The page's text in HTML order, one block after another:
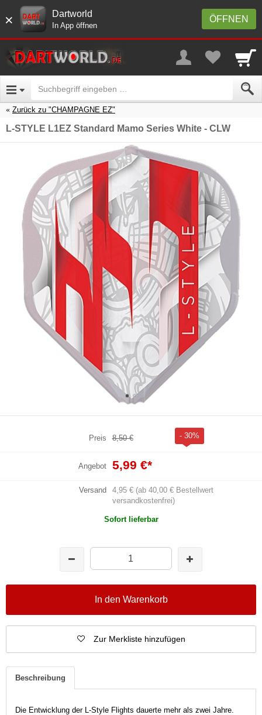
× ÖFFNEN
Dartworld
In App öffnen
Zurück zu "CHAMPAGNE EZ"
L-STYLE L1EZ Standard Mamo Series White - CLW
Preis 8,50 € - 30%
Angebot 5,99 €*
Versand
4,95 € (ab 40,00 € Bestellwert
versandkostenfrei)
Sofort lieferbar
In den Warenkorb
Zur Merkliste hinzufügen
Beschreibung
Die Entwicklung der L-Style Flights dauerte mehr als zwei Jahre.